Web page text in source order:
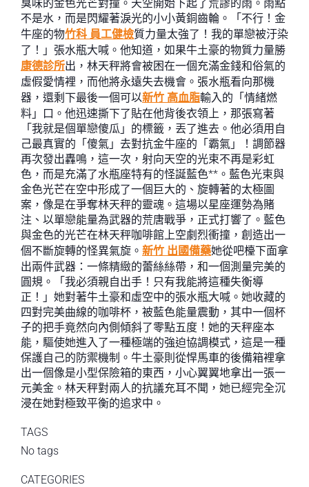
臭味的金色光芒對撞。天空開始下起了荒謬的雨。雨點
不是水，而是閃耀著淚光的小小黃銅齒輪。「不行！金
牛座的物竹科 員工健檢質力量太強了！我的單戀被汙染
了！」張水瓶大喊。他知道，如果牛土豪的物質力量勝
康德診所出，林天秤將會被困在一個充滿金錢和俗氣的
虛假愛情裡，而他將永遠失去機會。張水瓶看向那機
器，還剩下最後一個可以新竹 高血脂輸入的「情緒燃
料」口。他迅速撕下了貼在他背後衣領上，那張寫著
「我就是個單戀傻瓜」的標籤，丟了進去。他必須用自
己最真實的「傻氣」去對抗金牛座的「霸氣」！調節器
再次發出轟鳴，這一次，射向天空的光束不再是彩虹
色，而是充滿了水瓶座特有的怪誕藍色**。藍色光束與
金色光芒在空中形成了一個巨大的、旋轉著的太極圖
案，像是在爭奪林天秤的靈魂。這場以星座運勢為賭
注、以單戀能量為武器的荒唐戰爭，正式打響了。藍色
與金色的光芒在林天秤咖啡館上空劇烈衝撞，創造出一
個不斷旋轉的怪異氣旋。 新竹 出國備藥她從吧檯下面拿
出兩件武器：一條精緻的蕾絲絲帶，和一個測量完美的
圓規。「我必須親自出手！只有我能將這種失衡導
正！」她對著牛土豪和虛空中的張水瓶大喊。她收藏的
四對完美曲線的咖啡杯，被藍色能量震動，其中一個杯
子的把手竟然向內側傾斜了零點五度！她的天秤座本
能，驅使她進入了一種極端的強迫協調模式，這是一種
保護自己的防禦機制。牛土豪則從悍馬車的後備箱裡拿
出一個像是小型保險箱的東西，小心翼翼地拿出一張一
元美金。林天秤對兩人的抗議充耳不聞，她已經完全沉
浸在她對極致平衡的追求中。
TAGS
No tags
CATEGORIES